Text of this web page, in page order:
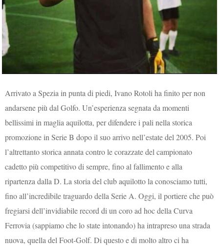
Arrivato a Spezia in punta di piedi, Ivano Rotoli ha finito per non
andarsene più dal Golfo. Un’esperienza segnata da momenti
bellissimi in maglia aquilotta, per difendere i pali nella storica
promozione in Serie B dopo il suo arrivo nell’estate del 2005. Poi
l’altrettanto storica annata contro le corazzate del campionato
cadetto più competitivo di sempre, fino al fallimento e alla
ripartenza dalla D. La storia del club aquilotto la conosciamo tutti,
fino all’incredibile traguardo della Serie A. Oggi, il portiere che può
fregiarsi dell’invidiabile record di un coro ad hoc della Curva
Ferrovia (sappiamo che lo state intonando) ha intrapreso una strada
nuova, quella del Foot-Golf. Di questo e di molto altro ci ha